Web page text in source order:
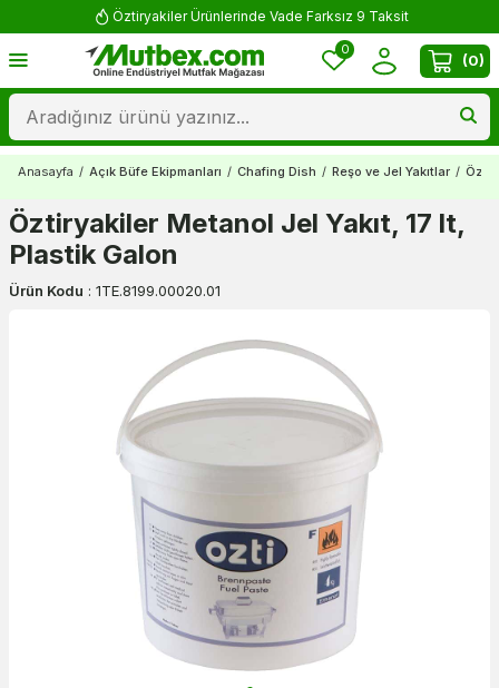
Öztiryakiler Ürünlerinde Vade Farksız 9 Taksit
0
(0)
Anasayfa / Açık Büfe Ekipmanları / Chafing Dish / Reşo ve Jel Yakıtlar /
Öztiryakiler Metanol Jel Yakıt, 17 lt,
Plastik Galon
Ürün Kodu : 1TE.8199.00020.01